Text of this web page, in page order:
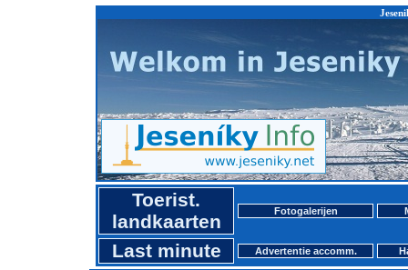
Toerist.
landkaarten
Fotogalerijen
Last minute Advertentie accomm.